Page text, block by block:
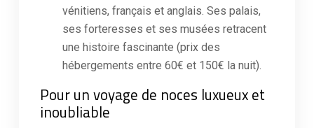
vénitiens, français et anglais. Ses palais,
ses forteresses et ses musées retracent
une histoire fascinante (prix des
hébergements entre 60€ et 150€ la nuit).
Pour un voyage de noces luxueux et
inoubliable